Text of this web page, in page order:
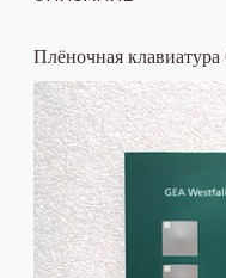
Плёночная